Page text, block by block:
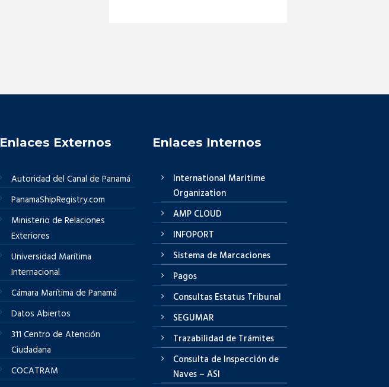
Enlaces Externos
Autoridad del Canal de Panamá
PanamaShipRegistry.com
Ministerio de Relaciones
Exteriores
Universidad Marítima
Internacional
Cámara Marítima de Panamá
Datos Abiertos
311 Centro de Atención
Ciudadana
COCATRAM
Enlaces Internos
International Maritime
Organization
AMP CLOUD
INFOPORT
Sistema de Marcaciones
Pagos
Consultas Estatus Tribunal
SEGUMAR
Trazabilidad de Trámites
Consulta de Inspección de
Naves – ASI